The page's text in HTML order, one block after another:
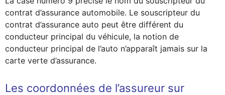
contrat d’assurance automobile. Le souscripteur du
contrat d’assurance auto peut être différent du
conducteur principal du véhicule, la notion de
conducteur principal de l’auto n’apparaît jamais sur la
carte verte d’assurance.
Les coordonnées de l’assureur sur